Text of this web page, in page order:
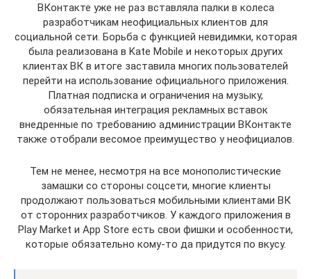
ВКонтакте уже не раз вставляла палки в колеса
разработчикам неофициальных клиентов для
социальной сети. Борьба с функцией невидимки, которая
была реализована в Kate Mobile и некоторых других
клиентах ВК в итоге заставила многих пользователей
перейти на использование официального приложения.
Платная подписка и ограничения на музыку,
обязательная интеграция рекламных вставок
внедренные по требованию администрации ВКонтакте
также отобрали весомое преимущество у неофициалов.
Тем не менее, несмотря на все монополистические
замашки со стороны соцсети, многие клиенты
продолжают пользоваться мобильными клиентами ВК
от сторонних разработчиков. У каждого приложения в
Play Market и App Store есть свои фишки и особенности,
которые обязательно кому-то да придутся по вкусу.